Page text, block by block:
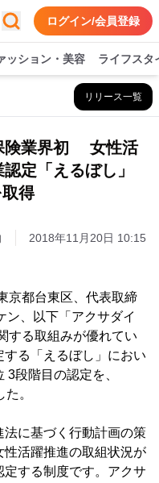
ログイン/会員登録
ッション・美容 ライフスタ
リリース一覧
険業界初 女性活
定「えるぼし」
得
2018年11月20日 10:15
京都台東区、代表取締
ン、以下「アクサダイ
する取組みが優れてい
る「えるぼし」におい
段階目の認定を、
。
法に基づく行動計画の策
活躍推進の取組状況が
する制度です。アクサ